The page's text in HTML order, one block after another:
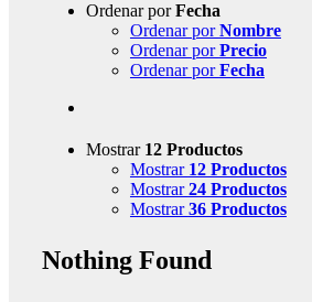
Ordenar porFecha
Ordenar porNombre
Ordenar porPrecio
Ordenar porFecha
Mostrar 12 Productos
Mostrar 12 Productos
Mostrar24 Productos
Mostrar36 Productos
Nothing Found